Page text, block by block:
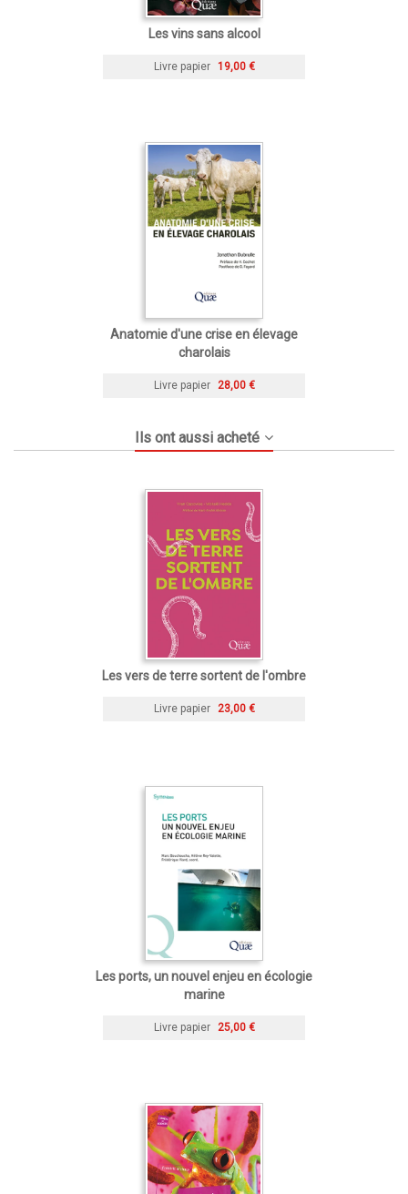
Les vins sans alcool
Livre papier 19,00 €
Anatomie d'une crise en élevage
charolais
Livre papier 28,00 €
Ils ont aussi acheté
Les vers de terre sortent de l'ombre
Livre papier 23,00 €
Les ports, un nouvel enjeu en écologie
marine
Livre papier 25,00 €